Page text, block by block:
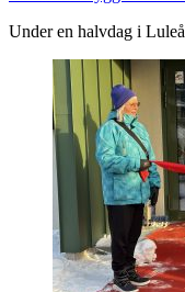
Under en halvdag i